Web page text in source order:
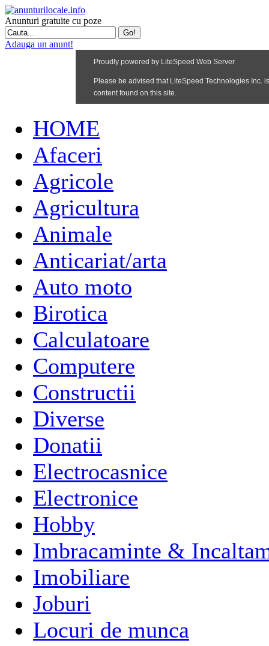
Anunturi gratuite cu poze
Adauga un anunt!
HOME
Afaceri
Agricole
Agricultura
Animale
Anticariat/arta
Auto moto
Birotica
Calculatoare
Computere
Constructii
Diverse
Donatii
Electrocasnice
Electronice
Hobby
Imbracaminte &
Imobiliare
Joburi
Locuri de munca